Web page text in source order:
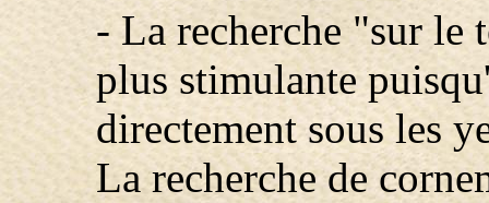
- La recherche "sur le
plus stimulante
directement sous les
La recherche de